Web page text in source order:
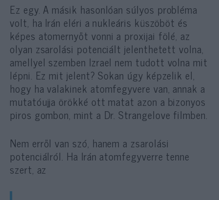
Ez egy. A másik hasonlóan súlyos probléma
volt, ha Irán eléri a nukleáris küszöböt és
képes atomernyőt vonni a proxijai fölé, az
olyan zsarolási potenciált jelenthetett volna,
amellyel szemben Izrael nem tudott volna mit
lépni. Ez mit jelent? Sokan úgy képzelik el,
hogy ha valakinek atomfegyvere van, annak a
mutatóujja örökké ott matat azon a bizonyos
piros gombon, mint a Dr. Strangelove filmben.
Nem erről van szó, hanem a zsarolási
potenciálról. Ha Irán atomfegyverre tenne
szert, az